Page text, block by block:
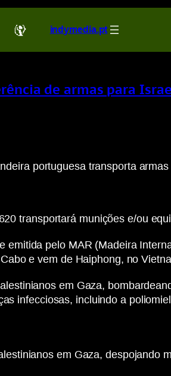
indymedia.pt
de armas para
portuguesa transporta
transportará munições e/ou
emitida pelo MAR (Madeira
e vem de Haiphong, no
em Gaza,
infecciosas, incluindo a
em Gaza, despojando